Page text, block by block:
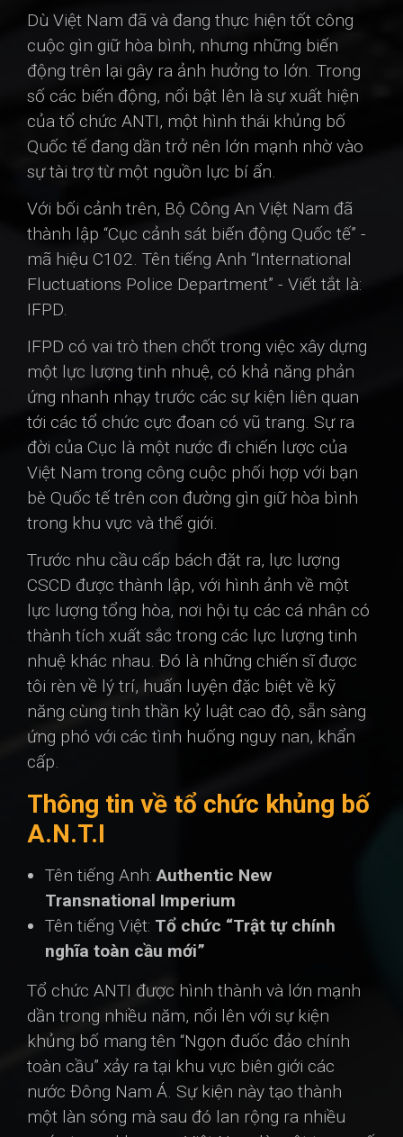
Dù Việt Nam đã và đang thực hiện tốt công
cuộc gìn giữ hòa bình, nhưng những biến
động trên lại gây ra ảnh hưởng to lớn. Trong
số các biến động, nổi bật lên là sự xuất hiện
của tổ chức ANTI, một hình thái khủng bố
Quốc tế đang dần trở nên lớn mạnh nhờ vào
sự tài trợ từ một nguồn lực bí ẩn.
Với bối cảnh trên, Bộ Công An Việt Nam đã
thành lập “Cục cảnh sát biến động Quốc tế” -
mã hiệu C102. Tên tiếng Anh “International
Fluctuations Police Department” - Viết tắt là:
IFPD.
IFPD có vai trò then chốt trong việc xây dựng
một lực lượng tinh nhuệ, có khả năng phản
ứng nhanh nhạy trước các sự kiện liên quan
tới các tổ chức cực đoan có vũ trang. Sự ra
đời của Cục là một nước đi chiến lược của
Việt Nam trong công cuộc phối hợp với bạn
bè Quốc tế trên con đường gìn giữ hòa bình
trong khu vực và thế giới.
Trước nhu cầu cấp bách đặt ra, lực lượng
CSCD được thành lập, với hình ảnh về một
lực lượng tổng hòa, nơi hội tụ các cá nhân có
thành tích xuất sắc trong các lực lượng tinh
nhuệ khác nhau. Đó là những chiến sĩ được
tôi rèn về lý trí, huấn luyện đặc biệt về kỹ
năng cùng tinh thần kỷ luật cao độ, sẵn sàng
ứng phó với các tình huống nguy nan, khẩn
cấp.
Thông tin về tổ chức khủng bố
A.N.T.I
Tên tiếng Anh:Authentic New
Transnational Imperium
Tên tiếng Việt: Tổ chức “Trật tự chính
nghĩa toàn cầu mới”
Tổ chức ANTI được hình thành và lớn mạnh
dần trong nhiều năm, nổi lên với sự kiện
khủng bố mang tên “Ngọn đuốc đảo chính
toàn cầu” xảy ra tại khu vực biên giới các
nước Đông Nam Á. Sự kiện này tạo thành
một làn sóng mà sau đó lan rộng ra nhiều